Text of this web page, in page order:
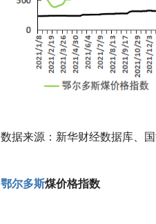
数据来源：新华财经数据库、
鄂尔多斯煤价格指数